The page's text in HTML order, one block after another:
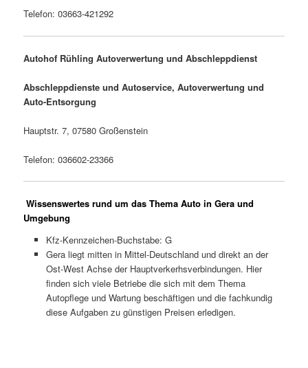
Telefon: 03663-421292
Autohof Rühling Autoverwertung und Abschleppdienst
Abschleppdienste und Autoservice, Autoverwertung und
Auto-Entsorgung
Hauptstr. 7, 07580 Großenstein
Telefon: 036602-23366
Wissenswertes rund um das Thema Auto in Gera und
Umgebung
Kfz-Kennzeichen-Buchstabe: G
Gera liegt mitten in Mittel-Deutschland und direkt an der
Ost-West Achse der Hauptverkerhsverbindungen. Hier
finden sich viele Betriebe die sich mit dem Thema
Autopflege und Wartung beschäftigen und die fachkundig
diese Aufgaben zu günstigen Preisen erledigen.